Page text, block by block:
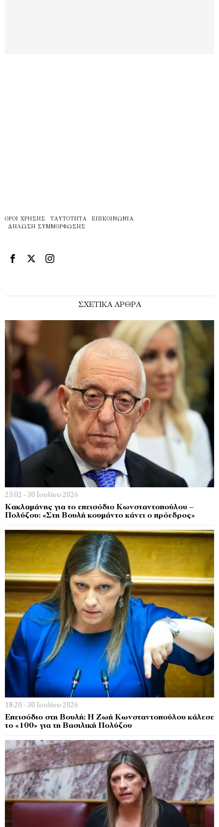
ΌΡΟΙ ΧΡΉΣΗΣ ΤΑΥΤΌΤΗΤΑ
ΕΠΙΚΟΙΝΩΝΊΑ
ΔΉΛΩΣΗ ΣΥΜΜΌΡΦΩΣΗΣ
ΣΧΕΤΙΚΑ ΑΡΘΡΑ
23:02 - 30 Ιουλίου 2026
Κακλαμάνης για το επεισόδιο Κωνσταντοπούλου –
Πολύζου: «Στη Βουλή κουμάντο κάνει ο πρόεδρος»
18:20 - 30 Ιουλίου 2026
Επεισόδιο στη Βουλή: Η Ζωή Κωνσταντοπούλου κάλεσε
το «100» για τη Βασιλική Πολύζου